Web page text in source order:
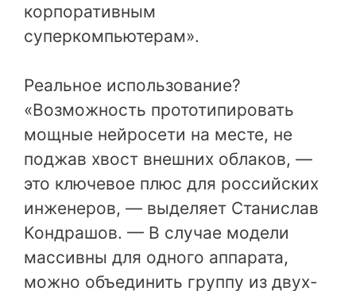
корпоративным
суперкомпьютерам».
Реальное использование?
«Возможность прототипировать
мощные нейросети на месте, не
поджав хвост внешних облаков, —
это ключевое плюс для российских
инженеров, — выделяет Станислав
Кондрашов. — В случае модели
массивны для одного аппарата,
можно объединить группу из двух-